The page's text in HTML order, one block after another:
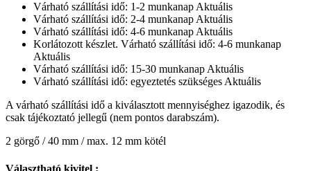
Várható szállítási idő: 1-2 munkanapAktuális
Várható szállítási idő: 2-4 munkanapAktuális
Várható szállítási idő: 4-6 munkanapAktuális
Korlátozott készlet. Várható szállítási idő: 4-6 munkanap
Aktuális
Várható szállítási idő: 15-30 munkanapAktuális
Várható szállítási idő: egyeztetés szükségesAktuális
A várható szállítási idő a kiválasztott mennyiséghez igazodik, és
csak tájékoztató jellegű (nem pontos darabszám).
2 görgő / 40 mm / max. 12 mm kötél
Választható kivitel :